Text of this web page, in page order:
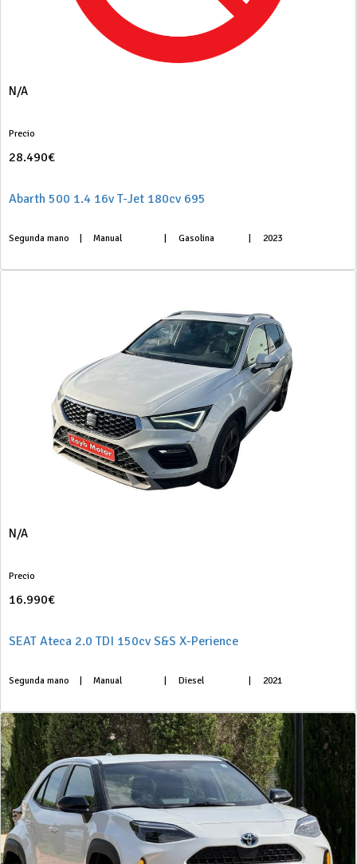
N/A
Precio
28.490€
Abarth 500 1.4 16v T-Jet 180cv 695
Segunda mano Manual Gasolina 2023
N/A
Precio
16.990€
SEAT Ateca 2.0 TDI 150cv S&S X-Perience
Segunda mano Manual Diesel 2021